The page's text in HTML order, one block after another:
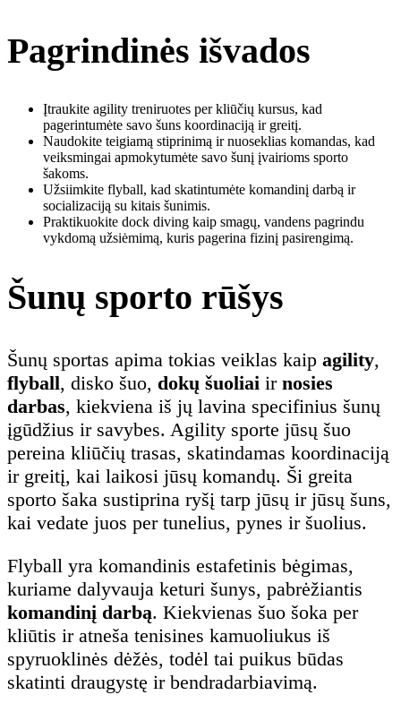
Pagrindinės išvados
Įtraukite agility treniruotes per kliūčių kursus, kad
pagerintumėte savo šuns koordinaciją ir greitį.
Naudokite teigiamą stiprinimą ir nuoseklias komandas, kad
veiksmingai apmokytumėte savo šunį įvairioms sporto
šakoms.
Užsiimkite flyball, kad skatintumėte komandinį darbą ir
socializaciją su kitais šunimis.
Praktikuokite dock diving kaip smagų, vandens pagrindu
vykdomą užsiėmimą, kuris pagerina fizinį pasirengimą.
Šunų sporto rūšys
Šunų sportas apima tokias veiklas kaip agility,
flyball, disko šuo, dokų šuoliai ir nosies
darbas, kiekviena iš jų lavina specifinius šunų
įgūdžius ir savybes. Agility sporte jūsų šuo
pereina kliūčių trasas, skatindamas koordinaciją
ir greitį, kai laikosi jūsų komandų. Ši greita
sporto šaka sustiprina ryšį tarp jūsų ir jūsų šuns,
kai vedate juos per tunelius, pynes ir šuolius.
Flyball yra komandinis estafetinis bėgimas,
kuriame dalyvauja keturi šunys, pabrėžiantis
komandinį darbą. Kiekvienas šuo šoka per
kliūtis ir atneša tenisines kamuoliukus iš
spyruoklinės dėžės, todėl tai puikus būdas
skatinti draugystę ir bendradarbiavimą.